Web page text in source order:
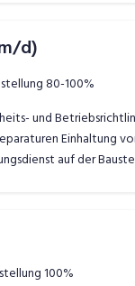
d)
80-100%
und
Einhaltung
auf der
100%